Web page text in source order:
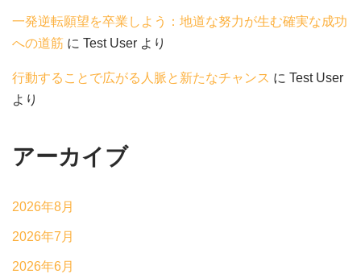
一発逆転願望を卒業しよう：地道な努力が生む確実な成功
への道筋 に Test User より
行動することで広がる人脈と新たなチャンス に Test User
より
アーカイブ
2026年8月
2026年7月
2026年6月